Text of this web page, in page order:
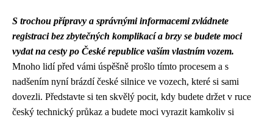
S trochou přípravy a správnými informacemi zvládnete
registraci bez zbytečných komplikací a brzy se budete moci
vydat na cesty po České republice vaším vlastním vozem.
Mnoho lidí před vámi úspěšně prošlo tímto procesem a s
nadšením nyní brázdí české silnice ve vozech, které si sami
dovezli. Představte si ten skvělý pocit, kdy budete držet v ruce
český technický průkaz a budete moci vyrazit kamkoliv si